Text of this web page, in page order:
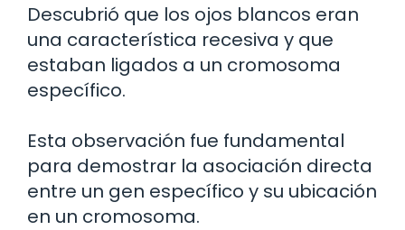
Descubrió que los ojos blancos eran
una característica recesiva y que
estaban ligados a un cromosoma
específico.
Esta observación fue fundamental
para demostrar la asociación directa
entre un gen específico y su ubicación
en un cromosoma.